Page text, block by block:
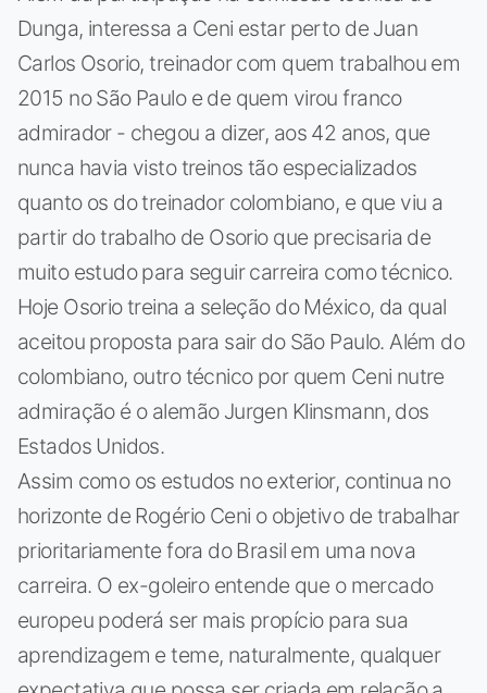
Dunga, interessa a Ceni estar perto de Juan
Carlos Osorio, treinador com quem trabalhou em
2015 no São Paulo e de quem virou franco
admirador - chegou a dizer, aos 42 anos, que
nunca havia visto treinos tão especializados
quanto os do treinador colombiano, e que viu a
partir do trabalho de Osorio que precisaria de
muito estudo para seguir carreira como técnico.
Hoje Osorio treina a seleção do México, da qual
aceitou proposta para sair do São Paulo. Além do
colombiano, outro técnico por quem Ceni nutre
admiração é o alemão Jurgen Klinsmann, dos
Estados Unidos.
Assim como os estudos no exterior, continua no
horizonte de Rogério Ceni o objetivo de trabalhar
prioritariamente fora do Brasil em uma nova
carreira. O ex-goleiro entende que o mercado
europeu poderá ser mais propício para sua
aprendizagem e teme, naturalmente, qualquer